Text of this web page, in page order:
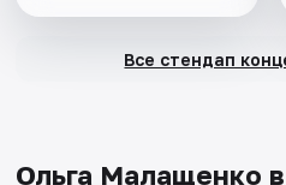
Все стендап
Ольга Малащенко